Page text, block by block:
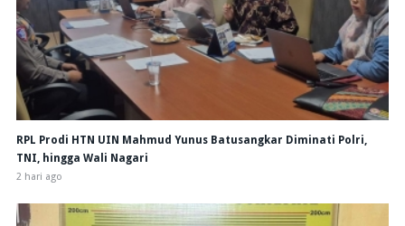
RPL Prodi HTN UIN Mahmud Yunus Batusangkar Diminati Polri,
TNI, hingga Wali Nagari
2 hari ago